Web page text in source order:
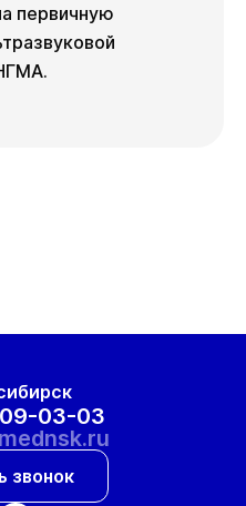
первичную
03-03
звонок